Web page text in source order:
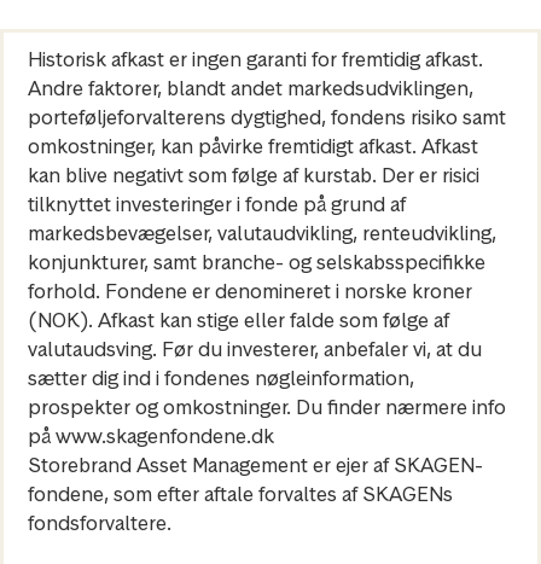
Historisk afkast er ingen garanti for fremtidig afkast.
Andre faktorer, blandt andet markedsudviklingen,
porteføljeforvalterens dygtighed, fondens risiko samt
omkostninger, kan påvirke fremtidigt afkast. Afkast
kan blive negativt som følge af kurstab. Der er risici
tilknyttet investeringer i fonde på grund af
markedsbevægelser, valutaudvikling, renteudvikling,
konjunkturer, samt branche- og selskabsspecifikke
forhold. Fondene er denomineret i norske kroner
(NOK). Afkast kan stige eller falde som følge af
valutaudsving. Før du investerer, anbefaler vi, at du
sætter dig ind i fondenes nøgleinformation,
prospekter og omkostninger. Du finder nærmere info
på www.skagenfondene.dk
Storebrand Asset Management er ejer af SKAGEN-
fondene, som efter aftale forvaltes af SKAGENs
fondsforvaltere.